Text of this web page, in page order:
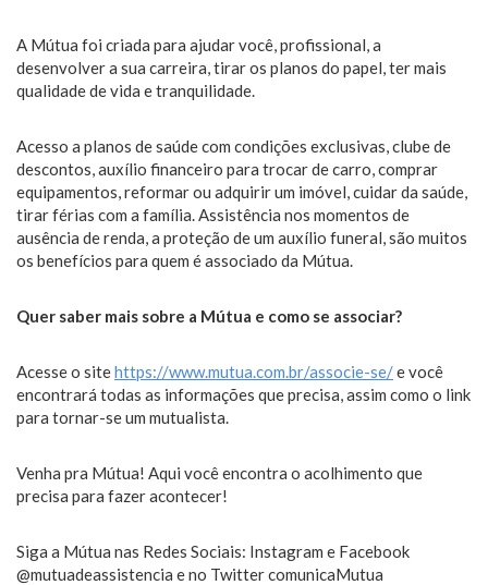
A Mútua foi criada para ajudar você, profissional, a
desenvolver a sua carreira, tirar os planos do papel, ter mais
qualidade de vida e tranquilidade.
Acesso a planos de saúde com condições exclusivas, clube de
descontos, auxílio financeiro para trocar de carro, comprar
equipamentos, reformar ou adquirir um imóvel, cuidar da saúde,
tirar férias com a família. Assistência nos momentos de
ausência de renda, a proteção de um auxílio funeral, são muitos
os benefícios para quem é associado da Mútua.
Quer saber mais sobre a Mútua e como se associar?
Acesse o sitehttps://www.mutua.com.br/associe-se/e você
encontrará todas as informações que precisa, assim como o link
para tornar-se um mutualista.
Venha pra Mútua! Aqui você encontra o acolhimento que
precisa para fazer acontecer!
Siga a Mútua nas Redes Sociais: Instagram e Facebook
@mutuadeassistencia e no Twitter comunicaMutua